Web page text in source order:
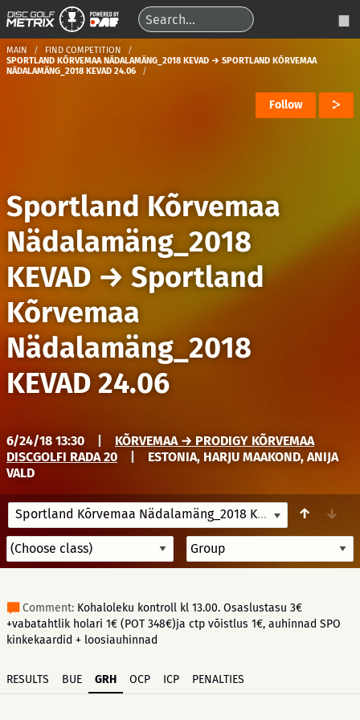
MAIN
FIND COMPETITION
SPORTLAND KÕRVEMAA NÄDALAMÄNG_2018 KEVAD → SPORTLAND KÕRVEMAA
NÄDALAMÄNG_2018 KEVAD 24.06
Follow
Sportland Kõrvemaa
Nädalamäng_2018
KEVAD→ Sportland
Kõrvemaa
Nädalamäng_2018
KEVAD 24.06
6/24/18 13:30
KÕRVEMAA → PRODIGY KÕRVEMAA
DISCGOLFI RADA 20
ESTONIA, HARJU MAAKOND, ANIJA
VALD
Sportland Kõrvemaa Nädalamäng_2018 KEVAD 24.06 6/24/
↑ ↓
Comment: Kohaloleku kontroll kl 13.00. Osaslustasu 3€
+vabatahtlik holari 1€ (POT 348€)ja ctp võistlus 1€, auhinnad SPO
kinkekaardid + loosiauhinnad
RESULTS BUE GRH OCP ICP PENALTIES